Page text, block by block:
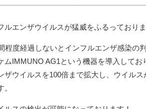
エンザウイルスが猛威をふるっておりま
程度経過しないとインフルエンザ感染の
IMMUNO AG1という機器を導入してお
ザウイルスを100倍まで拡大し、ウイル